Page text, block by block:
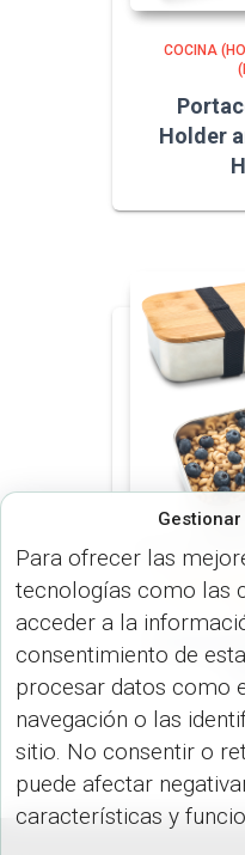
Para ofrecer las
tecnologías como las
acceder a la
consentimiento de
procesar datos como
navegación o las
sitio. No consentir o
puede afectar
características y
COCINA
Holder
COCINA